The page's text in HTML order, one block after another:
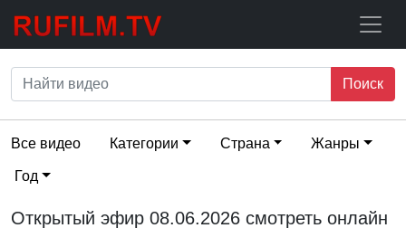
Поиск
Все видео Категории Страна Жанры
Год
Открытый эфир 08.06.2026 смотреть онлайн